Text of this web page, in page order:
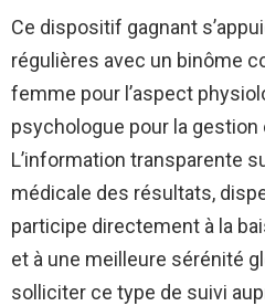
Ce dispositif gagnant
régulières avec un binôme
femme pour l’aspect
psychologue pour la gestion
L’information transparente
médicale des résultats,
participe directement à la
et à une meilleure sérénité
solliciter ce type de suivi